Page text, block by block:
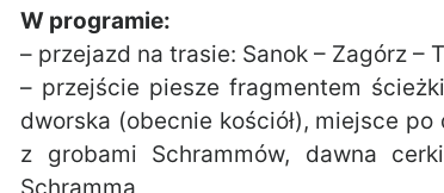
W programie:
– przejazd na trasie: Sanok – Zagórz –
– przejście piesze fragmentem
dworska (obecnie kościół), miejsce
z grobami Schrammów, dawna